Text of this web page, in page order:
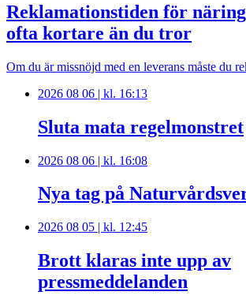
Reklamationstiden för
ofta kortare än du tror
Om du är missnöjd med en leverans måste du
2026 08 06 | kl. 16:13
Sluta mata regelmonstret
2026 08 06 | kl. 16:08
Nya tag på
2026 08 05 | kl. 12:45
Brott klaras inte upp av
pressmeddelanden